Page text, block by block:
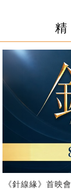
《針線緣》首映